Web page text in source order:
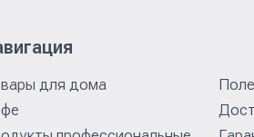
для дома